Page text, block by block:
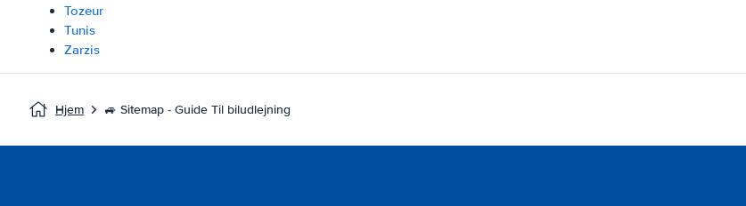
Tozeur
Tunis
Zarzis
Hjem 🚙 Sitemap - Guide Til biludlejning